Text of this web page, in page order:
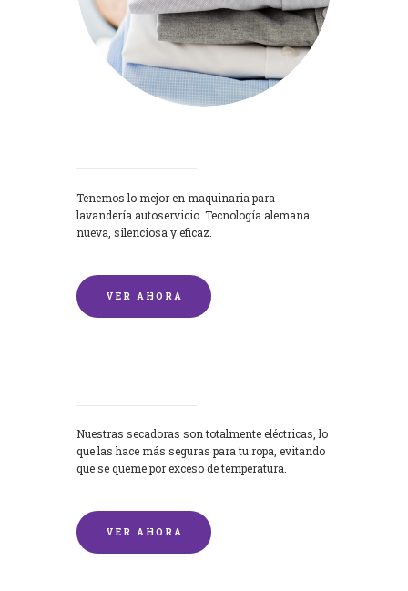
Tenemos lo mejor en maquinaria para
lavandería autoservicio. Tecnología alemana
nueva, silenciosa y eficaz.
VER AHORA
Nuestras secadoras son totalmente eléctricas, lo
que las hace más seguras para tu ropa, evitando
que se queme por exceso de temperatura.
VER AHORA